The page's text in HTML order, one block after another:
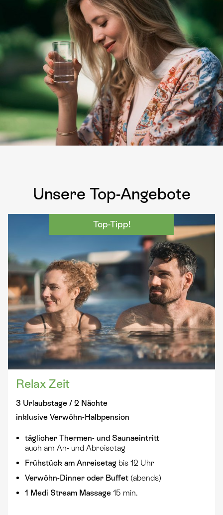
Unsere Top-Angebote
Top-Tipp!
Relax Zeit
3 Urlaubstage / 2 Nächte
inklusive Verwöhn-Halbpension
täglicher Thermen- und Saunaeintritt
auch am An- und Abreisetag
Frühstück am Anreisetag bis 12 Uhr
Verwöhn-Dinner oder Buffet (abends)
1 Medi Stream Massage 15 min.